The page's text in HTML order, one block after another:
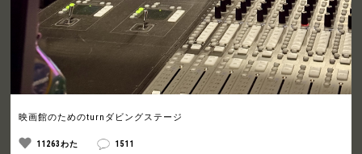
映画館のためのturnダビングステージ
11263わた 1511